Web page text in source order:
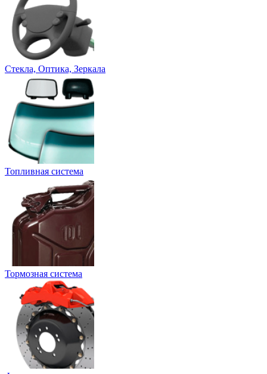
Стекла, Оптика, Зеркала
Топливная система
Тормозная система